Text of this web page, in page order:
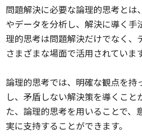
問題解決に必要な論理的思考とは
やデータを分析し、解決に導く手
理的思考は問題解決だけでなく、
さまざまな場面で活用されています
論理的思考では、明確な観点を持
し、矛盾しない解決策を導くこと
た、論理的思考を用いることで、
実に支持することができます。